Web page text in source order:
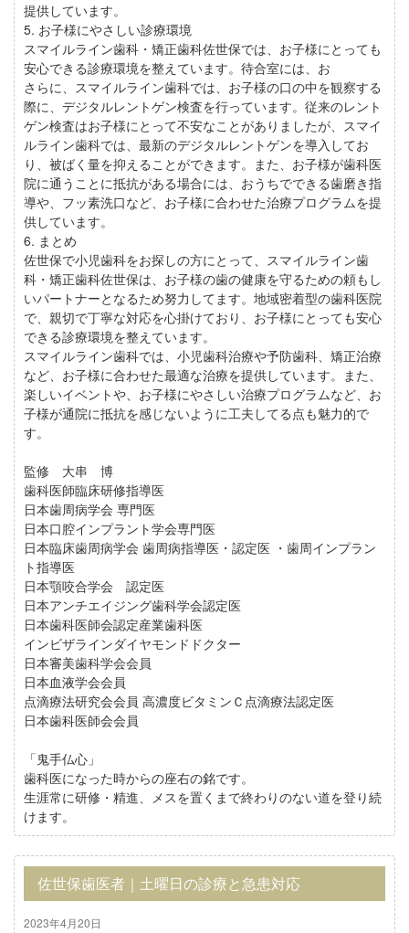
提供しています。
5. お子様にやさしい診療環境
スマイルライン歯科・矯正歯科佐世保では、お子様にとっても
安心できる診療環境を整えています。待合室には、お
さらに、スマイルライン歯科では、お子様の口の中を観察する
際に、デジタルレントゲン検査を行っています。従来のレント
ゲン検査はお子様にとって不安なことがありましたが、スマイ
ルライン歯科では、最新のデジタルレントゲンを導入してお
り、被ばく量を抑えることができます。また、お子様が歯科医
院に通うことに抵抗がある場合には、おうちでできる歯磨き指
導や、フッ素洗口など、お子様に合わせた治療プログラムを提
供しています。
6. まとめ
佐世保で小児歯科をお探しの方にとって、スマイルライン歯
科・矯正歯科佐世保は、お子様の歯の健康を守るための頼もし
いパートナーとなるため努力してます。地域密着型の歯科医院
で、親切で丁寧な対応を心掛けており、お子様にとっても安心
できる診療環境を整えています。
スマイルライン歯科では、小児歯科治療や予防歯科、矯正治療
など、お子様に合わせた最適な治療を提供しています。また、
楽しいイベントや、お子様にやさしい治療プログラムなど、お
子様が通院に抵抗を感じないように工夫してる点も魅力的で
す。
監修 大串 博
歯科医師臨床研修指導医
日本歯周病学会 専門医
日本口腔インプラント学会専門医
日本臨床歯周病学会 歯周病指導医・認定医 ・歯周インプラン
ト指導医
日本顎咬合学会 認定医
日本アンチエイジング歯科学会認定医
日本歯科医師会認定産業歯科医
インビザラインダイヤモンドドクター
日本審美歯科学会会員
日本血液学会会員
点滴療法研究会会員 高濃度ビタミンＣ点滴療法認定医
日本歯科医師会会員
「鬼手仏心」
歯科医になった時からの座右の銘です。
生涯常に研修・精進、メスを置くまで終わりのない道を登り続
けます。
佐世保歯医者｜土曜日の診療と急患対応
2023年4月20日